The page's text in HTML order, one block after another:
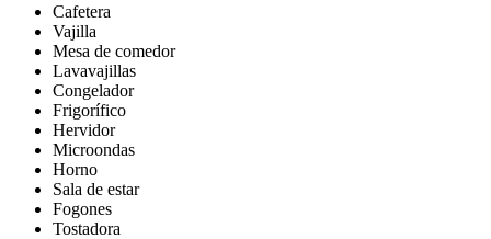
Cafetera
Vajilla
Mesa de comedor
Lavavajillas
Congelador
Frigorífico
Hervidor
Microondas
Horno
Sala de estar
Fogones
Tostadora